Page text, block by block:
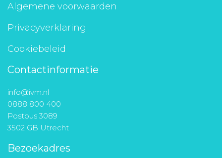
Algemene voorwaarden
Privacyverklaring
Cookiebeleid
Contactinformatie
info@ivm.nl
0888 800 400
Postbus 3089
3502 GB Utrecht
Bezoekadres